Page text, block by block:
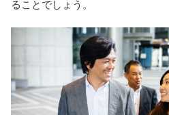
ることでしょう。